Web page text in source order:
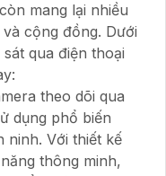
mang lại nhiều
cộng đồng. Dưới
qua điện thoại
theo dõi qua
dụng phổ biến
ninh. Với thiết kế
thông minh,